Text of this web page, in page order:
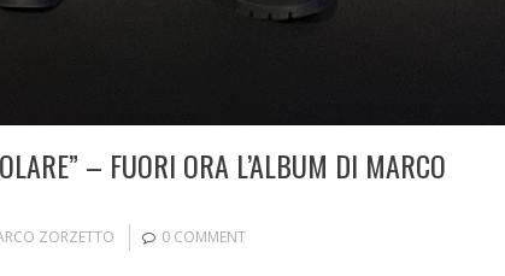
– FUORI ORA L’ALBUM DI MARCO
ZORZETTO 0 COMMENT